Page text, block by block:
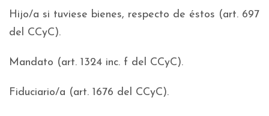
Hijo/a si tuviese bienes, respecto de éstos (art. 697
del CCyC).
Mandato (art. 1324 inc. f del CCyC).
Fiduciario/a (art. 1676 del CCyC).